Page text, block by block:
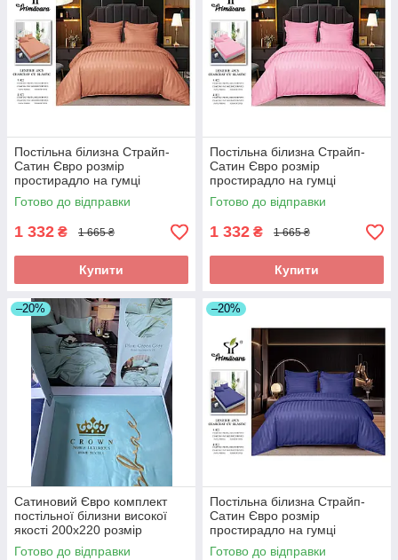
Постільна білизна Страйп-
Сатин Євро розмір
простирадло на гумці
180*200+25см Висока якість
Готово до відправки
1 332 ₴ 1 665 ₴
Купити
Постільна білизна Страйп-
Сатин Євро розмір
простирадло на гумці
180*200+25см Висока якість
Готово до відправки
1 332 ₴ 1 665 ₴
Купити
–20%
Сатиновий Євро комплект
постільної білизни високої
якості 200х220 розмір
підодіяльника
Готово до відправки
–20%
Постільна білизна Страйп-
Сатин Євро розмір
простирадло на гумці
180*200+25см Висока якість
Готово до відправки